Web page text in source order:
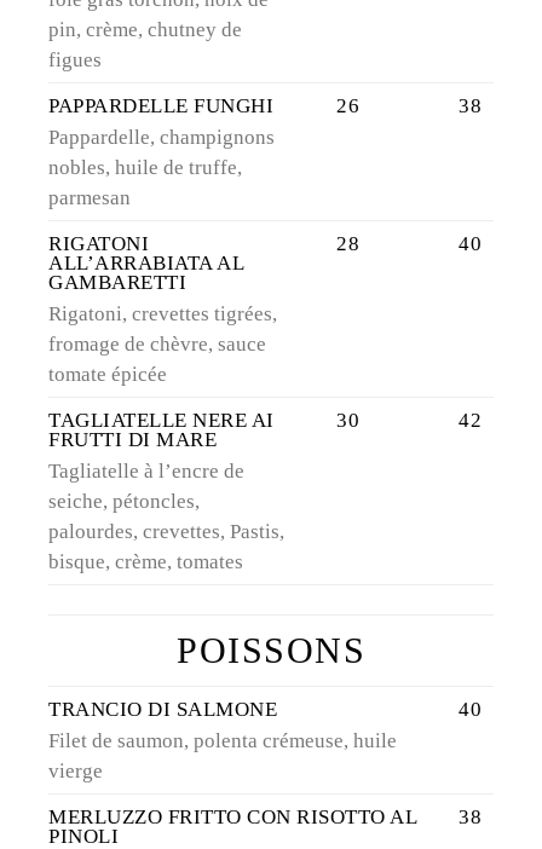
pin, crème, chutney de
figues
PAPPARDELLE FUNGHI
Pappardelle, champignons
nobles, huile de truffe,
parmesan
26 38
RIGATONI
ALL’ARRABIATA AL
GAMBARETTI
Rigatoni, crevettes tigrées,
fromage de chèvre, sauce
tomate épicée
28 40
TAGLIATELLE NERE AI
FRUTTI DI MARE
Tagliatelle à l’encre de
seiche, pétoncles,
palourdes, crevettes, Pastis,
bisque, crème, tomates
30 42
POISSONS
TRANCIO DI SALMONE
Filet de saumon, polenta crémeuse, huile
vierge
40
MERLUZZO FRITTO CON RISOTTO AL
PINOLI
38